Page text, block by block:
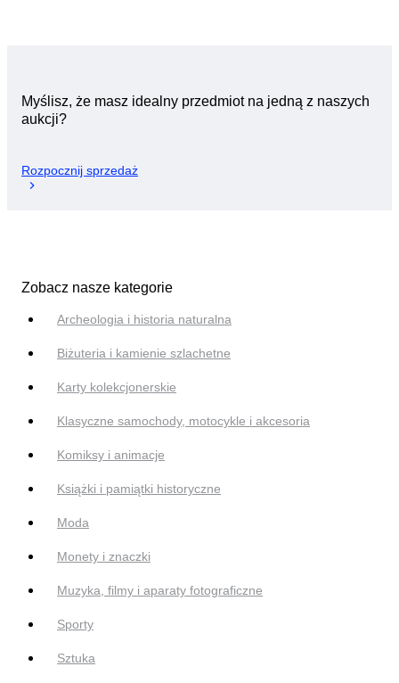
Myślisz, że masz idealny przedmiot na jedną z naszych
aukcji?
Rozpocznij sprzedaż
Zobacz nasze kategorie
Archeologia i historia naturalna
Biżuteria i kamienie szlachetne
Karty kolekcjonerskie
Klasyczne samochody, motocykle i akcesoria
Komiksy i animacje
Książki i pamiątki historyczne
Moda
Monety i znaczki
Muzyka, filmy i aparaty fotograficzne
Sporty
Sztuka